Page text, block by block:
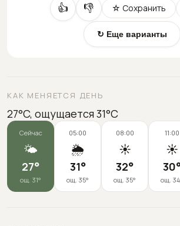
👍 👎 ☆ Сохранить
↻ Еще варианты
КАК МЕНЯЕТСЯ ДЕНЬ
27°C, ощущается 31°C
Сейчас
🌤️
27°
ощ. 31°
05:00
🌦️
31°
ощ. 35°
08:00
☀️
32°
ощ. 35°
11:00
☀️
30
ощ. 34